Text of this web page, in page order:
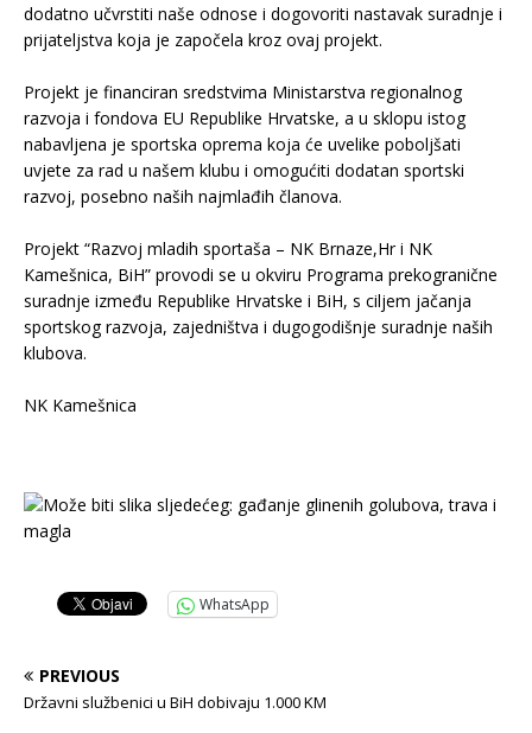
dodatno učvrstiti naše odnose i dogovoriti nastavak suradnje i
prijateljstva koja je započela kroz ovaj projekt.
Projekt je financiran sredstvima Ministarstva regionalnog
razvoja i fondova EU Republike Hrvatske, a u sklopu istog
nabavljena je sportska oprema koja će uvelike poboljšati
uvjete za rad u našem klubu i omogućiti dodatan sportski
razvoj, posebno naših najmlađih članova.
Projekt “Razvoj mladih sportaša – NK Brnaze,Hr i NK
Kamešnica, BiH” provodi se u okviru Programa prekogranične
suradnje između Republike Hrvatske i BiH, s ciljem jačanja
sportskog razvoja, zajedništva i dugogodišnje suradnje naših
klubova.
NK Kamešnica
WhatsApp
PREVIOUS
Državni službenici u BiH dobivaju 1.000 KM